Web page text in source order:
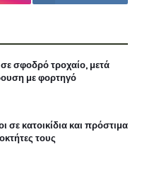
σφοδρό τροχαίο, μετά
με φορτηγό
σε κατοικίδια και πρόστιμα
τους